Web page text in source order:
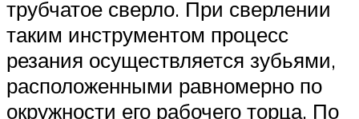
трубчатое сверло. При сверлении
таким инструментом процесс
резания осуществляется зубьями,
расположенными равномерно по
окружности его рабочего торца. По